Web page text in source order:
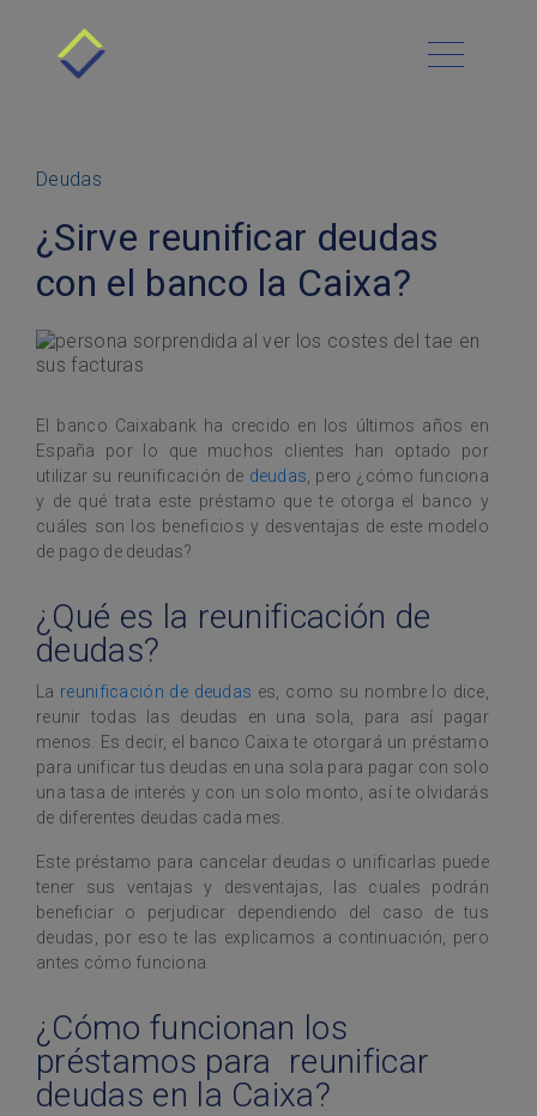
Menú Principal
Cómo funciona
Historias de Éxito
Preguntas Frecuentes
Sitemap
Todo sobre Resuelve
Deudas
Economía
Finanzas personales
Productos financieros
Contacto
Habla con nosotros
Sucursales
Asesoría Gratis
Deudas
¿Sirve reunificar deudas
con el banco la Caixa?
El banco Caixabank ha crecido en los últimos años en
España por lo que muchos clientes han optado por
utilizar su reunificación de deudas , pero ¿cómo funciona
y de qué trata este préstamo que te otorga el banco y
cuáles son los beneficios y desventajas de este modelo
de pago de deudas?
¿Qué es la reunificación de
deudas?
La reunificación de deudas es, como su nombre lo dice,
reunir todas las deudas en una sola, para así pagar
menos. Es decir, el banco Caixa te otorgará un préstamo
para unificar tus deudas en una sola para pagar con solo
una tasa de interés y con un solo monto, así te olvidarás
de diferentes deudas cada mes.
Este préstamo para cancelar deudas o unificarlas puede
tener sus ventajas y desventajas, las cuales podrán
beneficiar o perjudicar dependiendo del caso de tus
deudas, por eso te las explicamos a continuación, pero
antes cómo funciona.
¿Cómo funcionan los
préstamos para reunificar
deudas en la Caixa?